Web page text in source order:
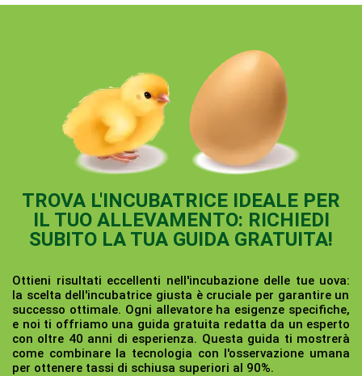
TROVA L'INCUBATRICE IDEALE PER
IL TUO ALLEVAMENTO: RICHIEDI
SUBITO LA TUA GUIDA GRATUITA!
Ottieni risultati eccellenti nell'incubazione delle tue uova:
la scelta dell'incubatrice giusta è cruciale per garantire un
successo ottimale. Ogni allevatore ha esigenze specifiche,
e noi ti offriamo una guida gratuita redatta da un esperto
con oltre 40 anni di esperienza. Questa guida ti mostrerà
come combinare la tecnologia con l'osservazione umana
per ottenere tassi di schiusa superiori al 90%.